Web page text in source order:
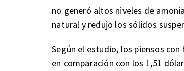
no generó altos niveles de
natural y redujo los sólidos
Según el estudio, los piensos
en comparación con los 1,51